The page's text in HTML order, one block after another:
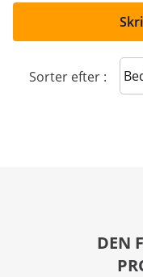
Sorter efter :
DEN